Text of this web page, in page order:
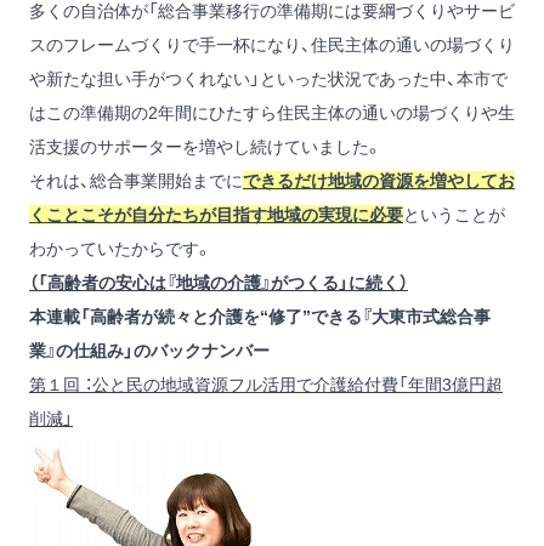
多くの自治体が「総合事業移行の準備期には要綱づくりやサービ
スのフレームづくりで手一杯になり、住民主体の通いの場づくり
や新たな担い手がつくれない」といった状況であった中、本市で
はこの準備期の2年間にひたすら住民主体の通いの場づくりや生
活支援のサポーターを増やし続けていました。
それは、総合事業開始までにできるだけ地域の資源を増やしてお
くことこそが自分たちが目指す地域の実現に必要ということが
わかっていたからです。
（「高齢者の安心は『地域の介護』がつくる」に続く）
本連載「高齢者が続々と介護を“修了”できる『大東市式総合事
業』の仕組み」のバックナンバー
第１回 ：公と民の地域資源フル活用で介護給付費「年間3億円超
削減」